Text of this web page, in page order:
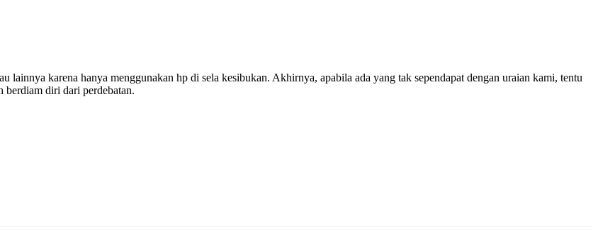
lainnya karena hanya menggunakan hp di sela kesibukan. Akhirnya, apabila ada yang tak sependapat dengan uraian kami, tentu
berdiam diri dari perdebatan.